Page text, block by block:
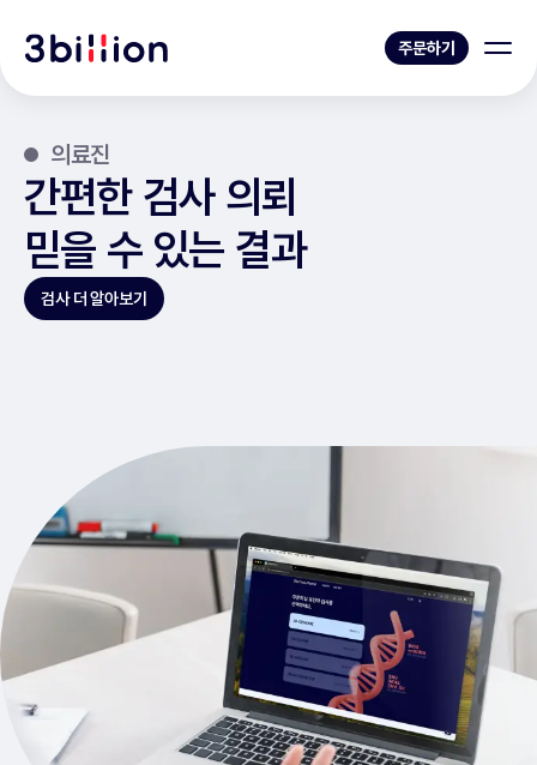
주문하기
의료진
간편한 검사 의뢰
믿을 수 있는 결과
검사 더 알아보기